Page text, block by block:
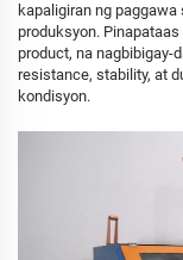
kapaligiran ng
produksyon.
product, na nagbibigay-
resistance, stability, at
kondisyon.